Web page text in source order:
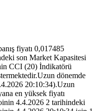
fiyatı 0,017485
son Market Kapasitesi
CCI (20) İndikatörü
dönemde
20:10:34).Uzun
en yüksek fiyatı
4.4.2026 2 tarihindeki